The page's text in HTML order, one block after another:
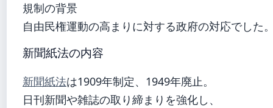
規制の背景
自由民権運動の高まりに対する政府の対応でした
新聞紙法の内容
新聞紙法は1909年制定、1949年廃止。
日刊新聞や雑誌の取り締まりを強化し、